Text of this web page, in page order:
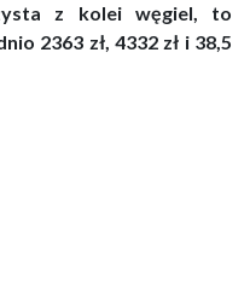
z kolei węgiel, to
2363 zł, 4332 zł i 38,5